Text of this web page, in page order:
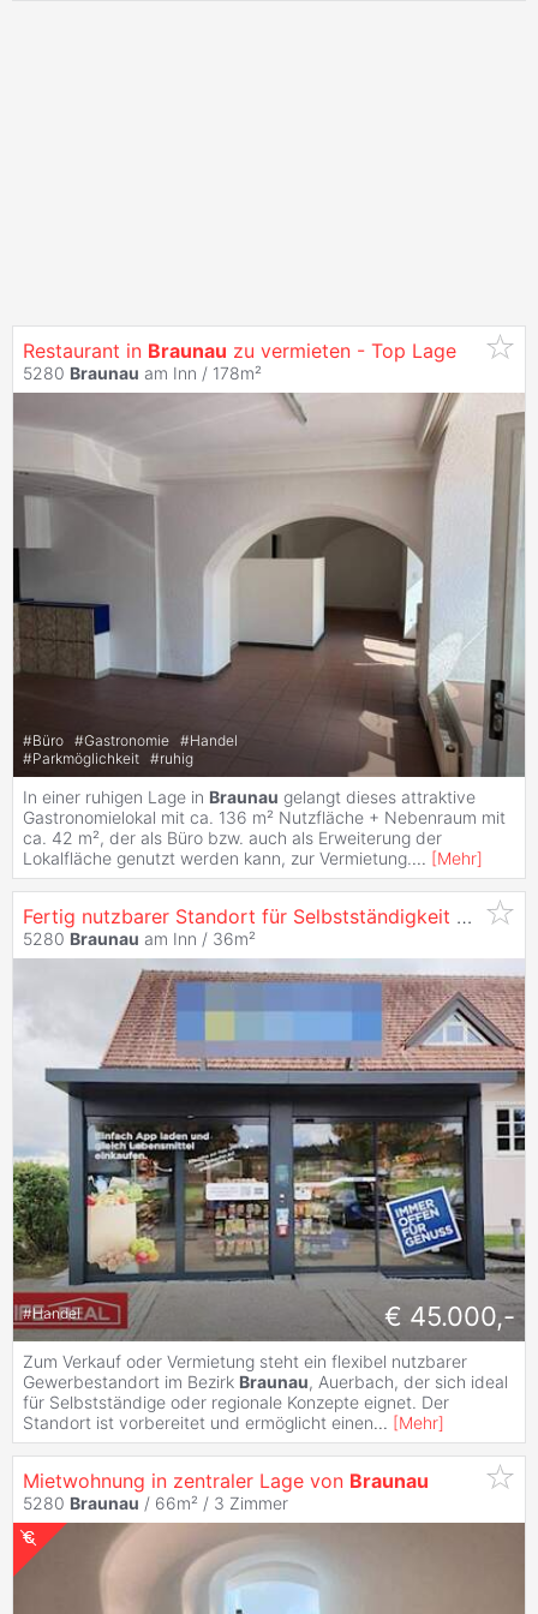
Restaurant in Braunau zu vermieten - Top Lage
5280 Braunau am Inn / 178m²
#Büro #Gastronomie #Handel
#Parkmöglichkeit #ruhig
In einer ruhigen Lage in Braunau gelangt dieses attraktive
Gastronomielokal mit ca. 136 m² Nutzfläche + Nebenraum mit
ca. 42 m², der als Büro bzw. auch als Erweiterung der
Lokalfläche genutzt werden kann, zur Vermietung.... [Mehr]
Fertig nutzbarer Standort für Selbstständigkeit oder regionales Konzept im Bezirk
5280 Braunau am Inn / 36m²
#Handel € 45.000,-
Zum Verkauf oder Vermietung steht ein flexibel nutzbarer
Gewerbestandort im Bezirk Braunau, Auerbach, der sich ideal
für Selbstständige oder regionale Konzepte eignet. Der
Standort ist vorbereitet und ermöglicht einen... [Mehr]
Mietwohnung in zentraler Lage von Braunau
5280 Braunau / 66m² / 3 Zimmer